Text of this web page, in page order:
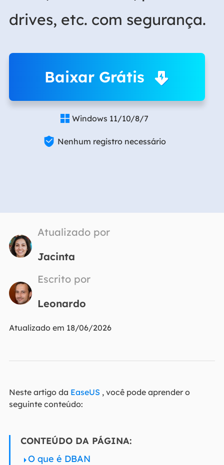
drives, etc. com segurança.
Baixar Grátis
 Windows 11/10/8/7
 Nenhum registro necessário
Atualizado por
Jacinta
Escrito por
Leonardo
Atualizado em 18/06/2026
Neste artigo da EaseUS , você pode aprender o
seguinte conteúdo:
CONTEÚDO DA PÁGINA:
O que é DBAN